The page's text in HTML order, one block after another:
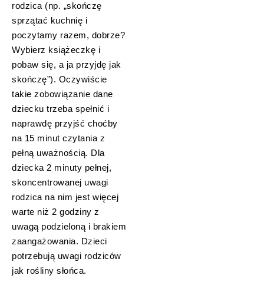
rodzica (np. „skończę
sprzątać kuchnię i
poczytamy razem, dobrze?
Wybierz książeczkę i
pobaw się, a ja przyjdę jak
skończę”). Oczywiście
takie zobowiązanie dane
dziecku trzeba spełnić i
naprawdę przyjść choćby
na 15 minut czytania z
pełną uważnością. Dla
dziecka 2 minuty pełnej,
skoncentrowanej uwagi
rodzica na nim jest więcej
warte niż 2 godziny z
uwagą podzieloną i brakiem
zaangażowania. Dzieci
potrzebują uwagi rodziców
jak rośliny słońca.